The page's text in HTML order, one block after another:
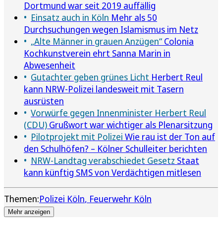
Dortmund war seit 2019 auffällig
Einsatz auch in Köln Mehr als 50
Durchsuchungen wegen Islamismus im Netz
„Alte Männer in grauen Anzügen“ Colonia
Kochkunstverein ehrt Sanna Marin in
Abwesenheit
Gutachter geben grünes Licht Herbert Reul
kann NRW-Polizei landesweit mit Tasern
ausrüsten
Vorwürfe gegen Innenminister Herbert Reul
(CDU) Grußwort war wichtiger als Plenarsitzung
Pilotprojekt mit Polizei Wie rau ist der Ton auf
den Schulhöfen? – Kölner Schulleiter berichten
NRW-Landtag verabschiedet Gesetz Staat
kann künftig SMS von Verdächtigen mitlesen
Themen:Polizei Köln Feuerwehr Köln
Mehr anzeigen